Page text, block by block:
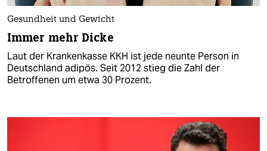
Gesundheit und Gewicht
Immer mehr Dicke
Laut der Krankenkasse KKH ist jede neunte Person in
Deutschland adipös. Seit 2012 stieg die Zahl der
Betroffenen um etwa 30 Prozent.